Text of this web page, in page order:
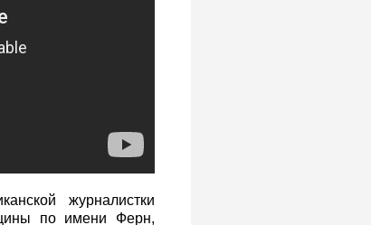
журналистки
по имени Ферн,